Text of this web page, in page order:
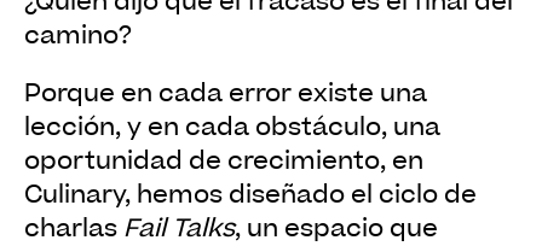
camino?
Porque en cada error existe una
lección, y en cada obstáculo, una
oportunidad de crecimiento, en
Culinary, hemos diseñado el ciclo de
charlas Fail Talks, un espacio que